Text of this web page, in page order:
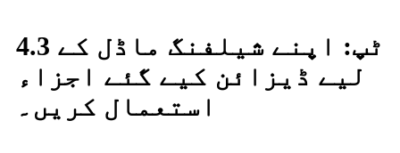
4.3 ٹپ: اپنے شیلفنگ ماڈل کے
لیے ڈیزائن کیے گئے اجزاء
استعمال کریں۔